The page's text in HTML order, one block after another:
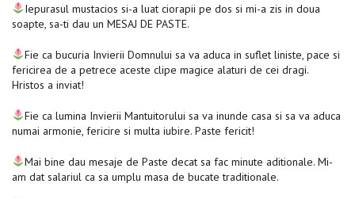
Iepurasul mustacios si-a luat ciorapii pe dos si mi-a zis in doua
soapte, sa-ti dau un MESAJ DE PASTE.
Fie ca bucuria Invierii Domnului sa va aduca in suflet liniste, pace si
fericirea de a petrece aceste clipe magice alaturi de cei dragi.
Hristos a inviat!
Fie ca lumina Invierii Mantuitorului sa va inunde casa si sa va aduca
numai armonie, fericire si multa iubire. Paste fericit!
Mai bine dau mesaje de Paste decat sa fac minute aditionale. Mi-
am dat salariul ca sa umplu masa de bucate traditionale.